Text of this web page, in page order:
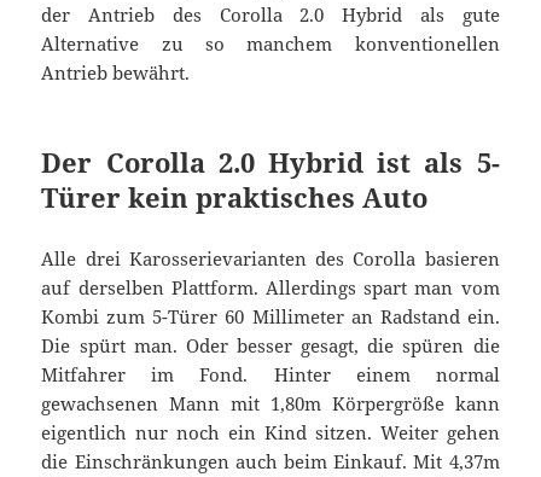
der Antrieb des Corolla 2.0 Hybrid als gute
Alternative zu so manchem konventionellen
Antrieb bewährt.
Der Corolla 2.0 Hybrid ist als 5-
Türer kein praktisches Auto
Alle drei Karosserievarianten des Corolla basieren
auf derselben Plattform. Allerdings spart man vom
Kombi zum 5-Türer 60 Millimeter an Radstand ein.
Die spürt man. Oder besser gesagt, die spüren die
Mitfahrer im Fond. Hinter einem normal
gewachsenen Mann mit 1,80m Körpergröße kann
eigentlich nur noch ein Kind sitzen. Weiter gehen
die Einschränkungen auch beim Einkauf. Mit 4,37m